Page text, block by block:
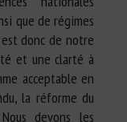
que de régimes
donc de notre
et une clarté à
acceptable en
la réforme du
devons les